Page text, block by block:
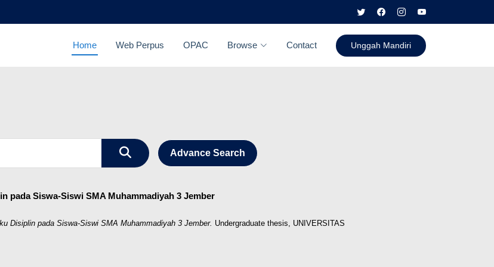
Home Web Perpus OPAC Browse Contact Unggah Mandiri
Advance Search
pada Siswa-Siswi SMA Muhammadiyah 3 Jember
Disiplin pada Siswa-Siswi SMA Muhammadiyah 3 Jember. Undergraduate thesis, UNIVERSITAS